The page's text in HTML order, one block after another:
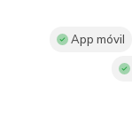
App móvil